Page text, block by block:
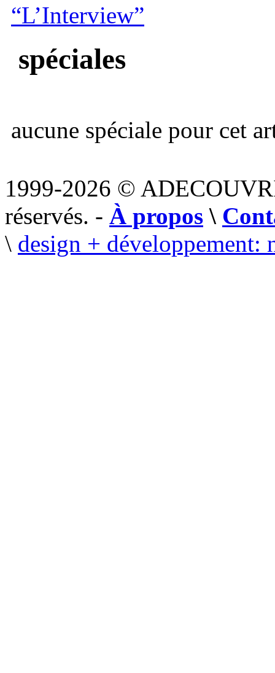
“L’Interview”
spéciales
aucune spéciale pour cet
1999-2026 ©
réservés. - À propos \
\ design + développement: